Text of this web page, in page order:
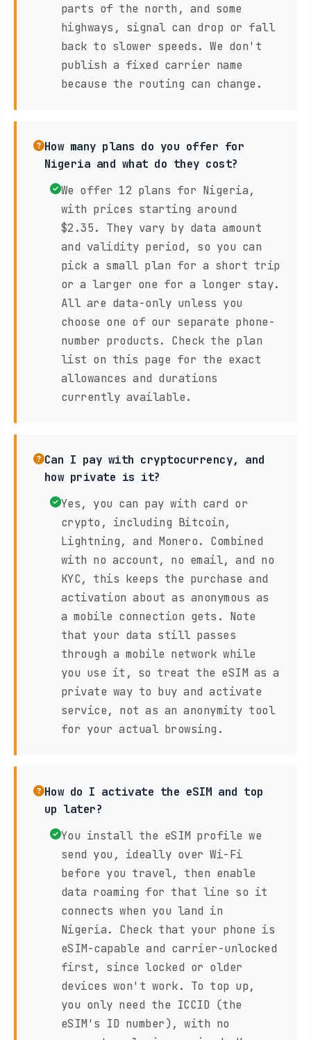
parts of the north, and some
highways, signal can drop or fall
back to slower speeds. We don't
publish a fixed carrier name
because the routing can change.
How many plans do you offer for
Nigeria and what do they cost?
We offer 12 plans for Nigeria,
with prices starting around
$2.35. They vary by data amount
and validity period, so you can
pick a small plan for a short trip
or a larger one for a longer stay.
All are data-only unless you
choose one of our separate phone-
number products. Check the plan
list on this page for the exact
allowances and durations
currently available.
Can I pay with cryptocurrency, and
how private is it?
Yes, you can pay with card or
crypto, including Bitcoin,
Lightning, and Monero. Combined
with no account, no email, and no
KYC, this keeps the purchase and
activation about as anonymous as
a mobile connection gets. Note
that your data still passes
through a mobile network while
you use it, so treat the eSIM as a
private way to buy and activate
service, not as an anonymity tool
for your actual browsing.
How do I activate the eSIM and top
up later?
You install the eSIM profile we
send you, ideally over Wi-Fi
before you travel, then enable
data roaming for that line so it
connects when you land in
Nigeria. Check that your phone is
eSIM-capable and carrier-unlocked
first, since locked or older
devices won't work. To top up,
you only need the ICCID (the
eSIM's ID number), with no